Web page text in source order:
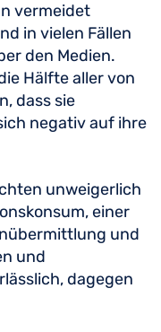
vermeidet
in vielen Fällen
den Medien.
Hälfte aller von
dass sie
negativ auf ihre
unweigerlich
einer
und
und
dagegen